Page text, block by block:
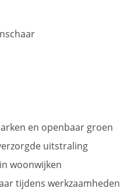
en openbaar groen
uitstraling
woonwijken
tijdens werkzaamheden